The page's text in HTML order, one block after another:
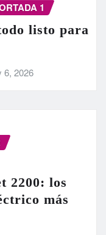
1
listo para
6, 2026
2200: los
más